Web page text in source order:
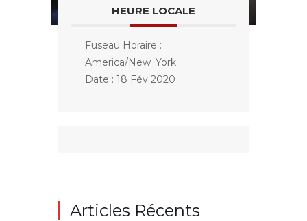
HEURE LOCALE
Fuseau Horaire :
America/New_York
Date : 18 Fév 2020
Articles Récents